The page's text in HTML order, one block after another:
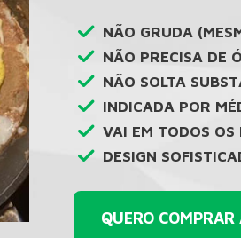
NÃO GRUDA
NÃO PRECISA DE
NÃO SOLTA
INDICADA POR
VAI EM TODOS OS
DESIGN
QUERO COMPRAR